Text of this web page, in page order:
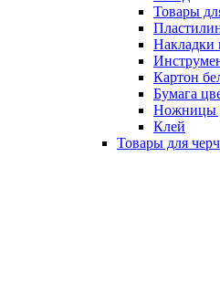
Товары
Накладки
Картон
Бумага
Ножницы
Клей
Товары для